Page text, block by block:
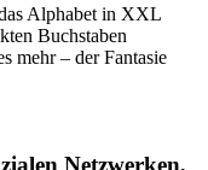
Alphabet in XXL
Buchstaben
mehr – der Fantasie
Netzwerken,